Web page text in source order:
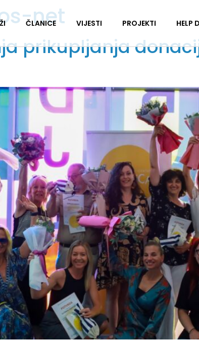
ČLANICE VIJESTI PROJEKTI HELP
net
prikupljanja